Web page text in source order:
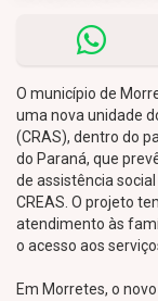
O município de
uma nova unidade
(CRAS), dentro do
do Paraná, que
de assistência
CREAS. O projeto
atendimento às
o acesso aos
Em Morretes, o